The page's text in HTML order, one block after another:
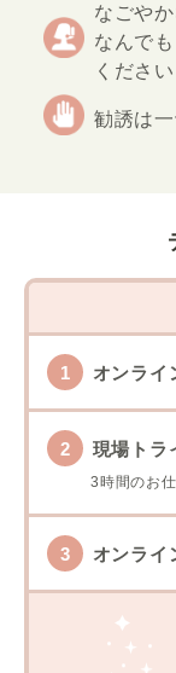
なごや
なんで
ください
勧誘は
オンライ
現場トラ
3時間のお
オンライ